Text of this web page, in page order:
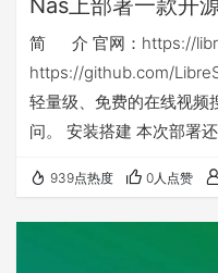
Nas上部署一款开
与观看docker应
简 介 官网：https://
https://github.com/
轻量级、免费的在线视频
问。 安装搭建 本次部署
其他nas可能还需对应修
目录 本篇相关yml等文件
939点热度 0人点赞